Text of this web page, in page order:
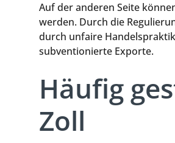
Auf der anderen Seite
werden. Durch die
durch unfaire
subventionierte Exporte.
Häufig
Zoll